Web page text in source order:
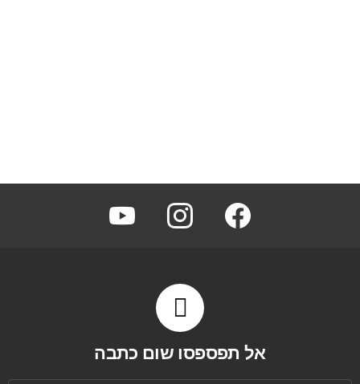
facebook
instagram
youtube
אל תפספסו שום כתבה